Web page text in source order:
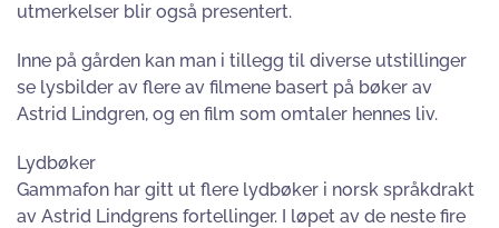
utmerkelser blir også presentert.
Inne på gården kan man i tillegg til diverse utstillinger
se lysbilder av flere av filmene basert på bøker av
Astrid Lindgren, og en film som omtaler hennes liv.
Lydbøker
Gammafon har gitt ut flere lydbøker i norsk språkdrakt
av Astrid Lindgrens fortellinger. I løpet av de neste fire